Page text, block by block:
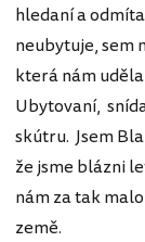
hledaní a
neubytuje, sem
která nám
Ubytovaní,
skútru. Jsem
že jsme blázni
nám za tak
země.